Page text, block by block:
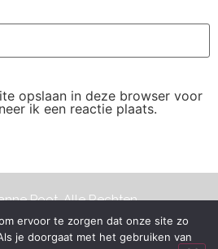
opslaan in deze browser voor
ik een reactie plaats.
Poot. Alle Rechten
Voorwaarden
ervoor te zorgen dat onze site zo
je doorgaat met het gebruiken van